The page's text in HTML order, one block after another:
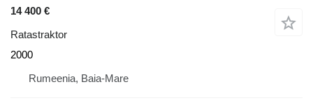
14 400 €
Ratastraktor
2000
Rumeenia, Baia-Mare